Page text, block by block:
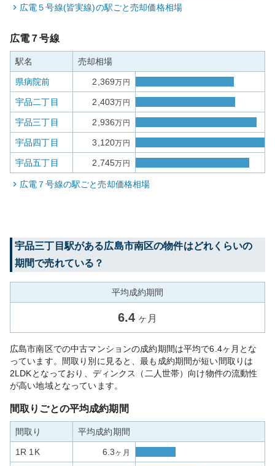
広電５号線(皆実線)の駅ごと売却価格相場
広電７号線
駅名 売却相場
県病院前 2,369万円
宇品二丁目 2,403万円
宇品三丁目 2,936万円
宇品四丁目 3,120万円
宇品五丁目 2,745万円
広電７号線の駅ごと売却価格相場
宇品三丁目駅がある広島市南区の物件はどれくらいの
期間で売れている？
平均成約期間
6.4 ヶ月
広島市南区での中古マンションの成約期間は平均で6.4ヶ月とな
っています。間取り別に見ると、最も成約期間が短い間取りは
2LDKとなっており、ディンクス（二人世帯）向け物件の流動性
が高い地域となっています。
間取りごとの平均成約期間
間取り 平均成約期間
1R 1K 6.3ヶ月